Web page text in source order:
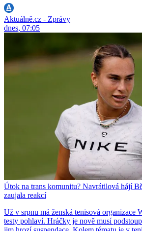
Aktuálně.cz - Zprávy
dnes, 07:05
Útok na trans komunitu? Navrátilová hájí
zaujala reakcí
Už v srpnu má ženská tenisová organizace
testy pohlaví. Hráčky je nově musí